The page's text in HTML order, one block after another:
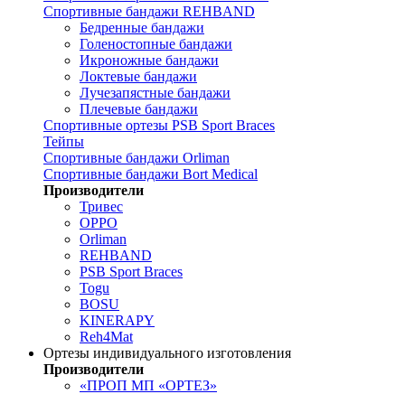
Спортивные бандажи REHBAND
Бедренные бандажи
Голеностопные бандажи
Икроножные бандажи
Локтевые бандажи
Лучезапястные бандажи
Плечевые бандажи
Спортивные ортезы PSB Sport Braces
Тейпы
Спортивные бандажи Orliman
Спортивные бандажи Bort Medical
Производители
Тривес
OPPO
Orliman
REHBAND
PSB Sport Braces
Togu
BOSU
KINERAPY
Reh4Mat
Ортезы индивидуального изготовления
Производители
«ПРОП МП «ОРТЕЗ»